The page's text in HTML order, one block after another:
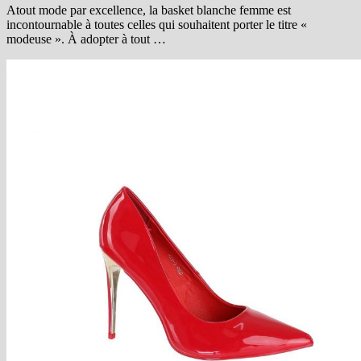
Atout mode par excellence, la basket blanche femme est
incontournable à toutes celles qui souhaitent porter le titre «
modeuse ». À adopter à tout …